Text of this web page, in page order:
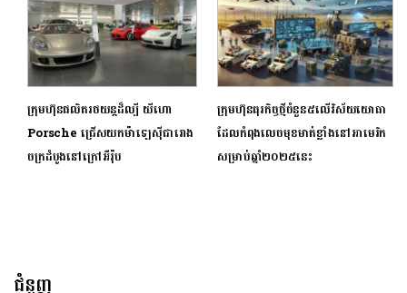
ក្រុមហ៊ុនផលិតរថយន្តដ៏ល្បី យីហោ
Porsche ជ្រើសយកម៉ាឡេស៊ីជារោង
ចក្រដំបូងនៅក្រៅអឺរ៉ុប
ក្រុមហ៊ុនធុរកិច្ចថ្មីចំនួន៥លើវិស័យយោធា
ដែលកំពុងលេចមុខមាត់ខ្លាំងនៅអាមេរិក
សម្រាប់ឆ្នាំ២០២៥នេះ
ជំនួញ